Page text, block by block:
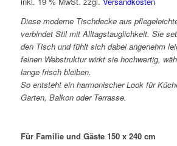
Diese moderne Tischdecke aus
verbindet Stil mit Alltagstauglichkeit. Sie
den Tisch und fühlt sich dabei angenehm
feinen Webstruktur wirkt sie hochwertig,
lange frisch bleiben.
So entsteht ein harmonischer Look für
Garten, Balkon oder Terrasse.
Für Familie und Gäste 150 x 240 cm